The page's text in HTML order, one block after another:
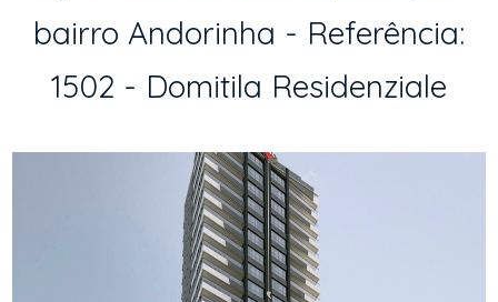
bairro Andorinha - Referência:
1502 - Domitila Residenziale